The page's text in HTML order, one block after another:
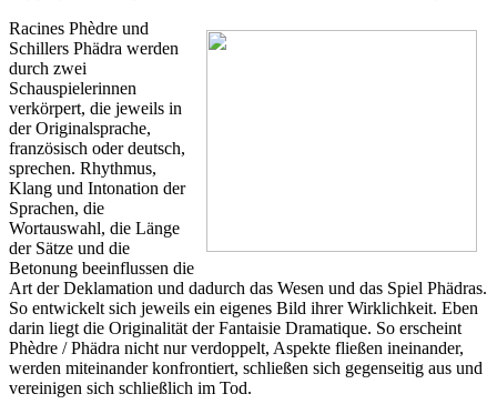
Racines Phèdre und
Schillers Phädra werden
durch zwei
Schauspielerinnen
verkörpert, die jeweils in
der Originalsprache,
französisch oder deutsch,
sprechen. Rhythmus,
Klang und Intonation der
Sprachen, die
Wortauswahl, die Länge
der Sätze und die
Betonung beeinflussen die
Art der Deklamation und dadurch das Wesen und das Spiel Phädras.
So entwickelt sich jeweils ein eigenes Bild ihrer Wirklichkeit. Eben
darin liegt die Originalität der Fantaisie Dramatique. So erscheint
Phèdre / Phädra nicht nur verdoppelt, Aspekte fließen ineinander,
werden miteinander konfrontiert, schließen sich gegenseitig aus und
vereinigen sich schließlich im Tod.